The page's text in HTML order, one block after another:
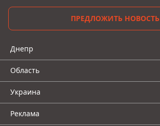
ПРЕДЛОЖИТЬ НОВОСТЬ
Днепр
Область
Украина
Реклама